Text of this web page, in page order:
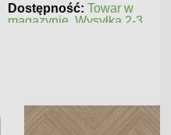
Dostępność: Towar w
magazynie. Wysyłka 2-3